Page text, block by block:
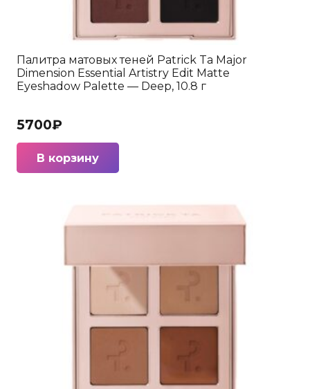
Палитра матовых теней Patrick Ta Major
Dimension Essential Artistry Edit Matte
Eyeshadow Palette — Deep, 10.8 г
5700₽
В корзину